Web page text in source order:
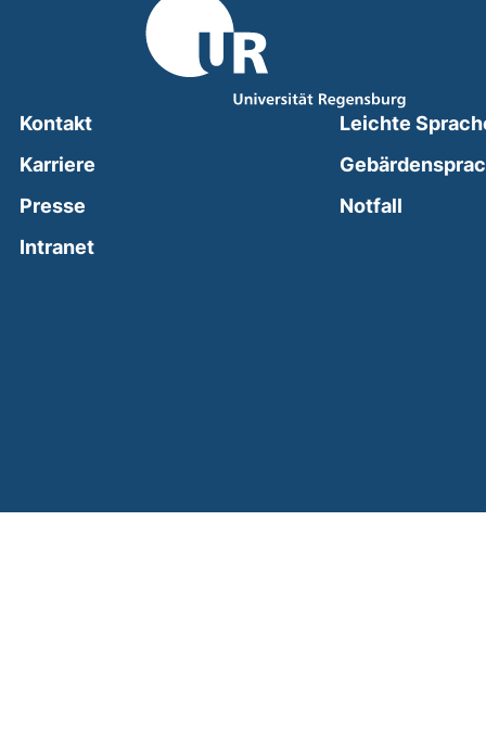
Kontakt
Karriere
Presse
Intranet(external link, opens in a new window)
Leichte
Notfall